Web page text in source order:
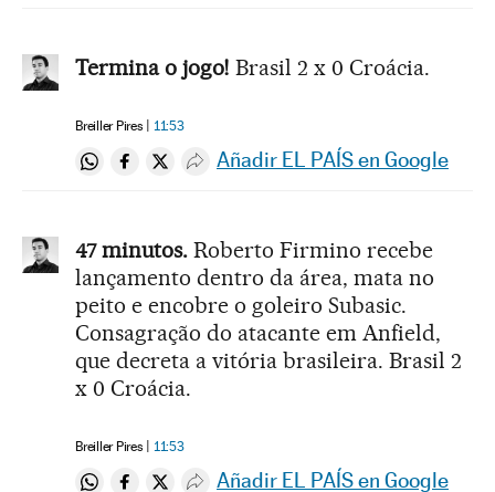
Termina o jogo! Brasil 2 x 0 Croácia.
Breiller Pires 11:53
Compartir en Whatsapp
Compartir en Facebook
Compartir en Twitter
Desplegar Redes Sociales
Añadir EL PAÍS en Google
47 minutos. Roberto Firmino recebe
lançamento dentro da área, mata no
peito e encobre o goleiro Subasic.
Consagração do atacante em Anfield,
que decreta a vitória brasileira. Brasil 2
x 0 Croácia.
Breiller Pires 11:53
Añadir EL PAÍS en Google